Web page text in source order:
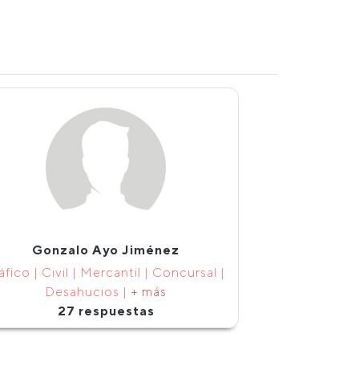
Gonzalo Ayo Jiménez
| Civil | Mercantil | Concursal |
Desahucios | + más
27 respuestas